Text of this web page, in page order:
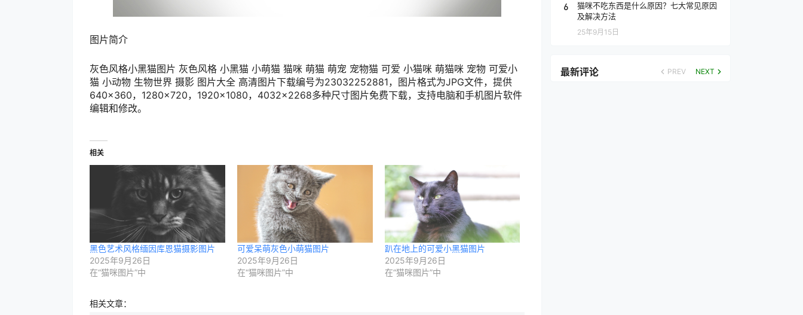
图片简介
灰色风格小黑猫图片 灰色风格 小黑猫 小萌猫 猫咪 萌猫 萌宠 宠物猫 可爱 小猫咪 萌猫咪 宠物 可爱小
猫 小动物 生物世界 摄影 图片大全 高清图片下载编号为23032252881，图片格式为JPG文件，提供
640×360，1280×720，1920×1080，4032×2268多种尺寸图片免费下载，支持电脑和手机图片软件
编辑和修改。
相关
黑色艺术风格缅因库恩猫摄影图片
2025年9月26日
在“猫咪图片”中
可爱呆萌灰色小萌猫图片
2025年9月26日
在“猫咪图片”中
趴在地上的可爱小黑猫图片
2025年9月26日
在“猫咪图片”中
相关文章：
6
猫咪不吃东西是什么原因？七大常见原因
及解决方法
25年9月15日
最新评论 PREV NEXT